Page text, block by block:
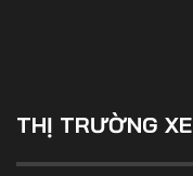
THỊ TRƯỜNG XE